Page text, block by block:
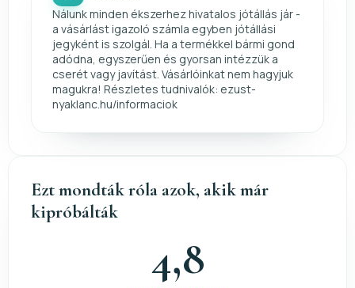
Nálunk minden ékszerhez hivatalos jótállás jár -
a vásárlást igazoló számla egyben jótállási
jegyként is szolgál. Ha a termékkel bármi gond
adódna, egyszerűen és gyorsan intézzük a
cserét vagy javítást. Vásárlóinkat nem hagyjuk
magukra! Részletes tudnivalók: ezust-
nyaklanc.hu/informaciok
Ezt mondták róla azok, akik már
kipróbálták
4,8